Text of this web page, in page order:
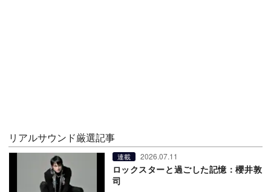
リアルサウンド厳選記事
連載 2026.07.11
ロックスターと過ごした記憶：櫻井敦
司